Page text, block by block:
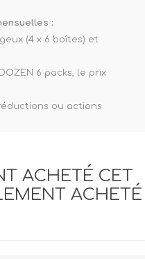
:
(4 x 6 boîtes) et
6 packs, le prix
ou actions.
ACHETÉ CET
ACHETÉ